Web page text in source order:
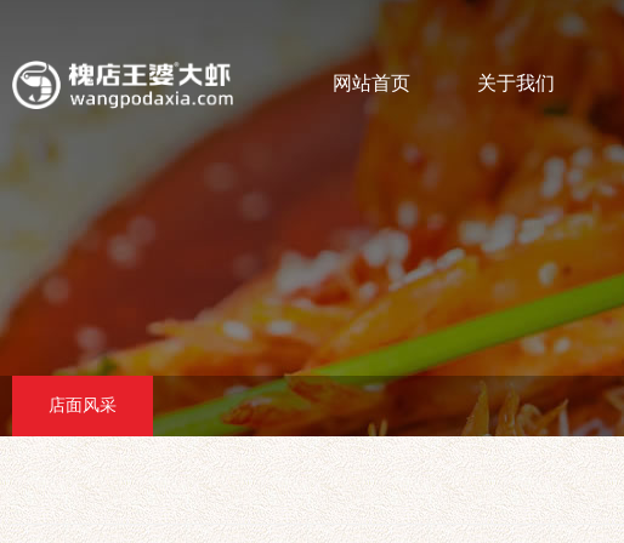
网站首页 关于我们
店面风采